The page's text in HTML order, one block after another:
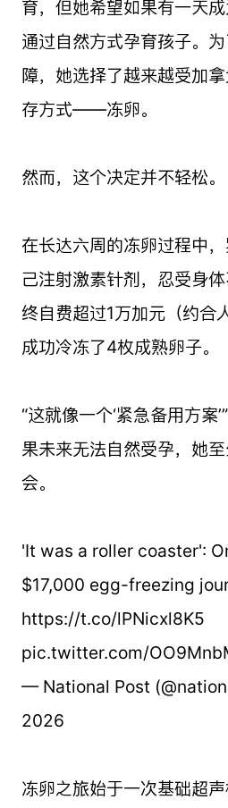
育，但她希望如果有一天
通过自然方式孕育孩子。
障，她选择了越来越受加
存方式——冻卵。
然而，这个决定并不轻松。
在长达六周的冻卵过程中
己注射激素针剂，忍受身
终自费超过1万加元（约合
成功冷冻了4枚成熟卵子。
“这就像一个‘紧急备用方案
果未来无法自然受孕，她
会。
'It was a roller coaster':
$17,000 egg-freezing
https://t.co/lPNicxl8K5
pic.twitter.com/
— National Post
2026
冻卵之旅始于一次基础超声